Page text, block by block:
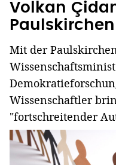
Volkan
Mit der
Wissenschaftler
"fortschreitender